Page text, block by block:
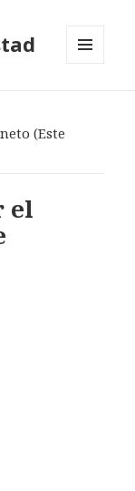
(Este
el